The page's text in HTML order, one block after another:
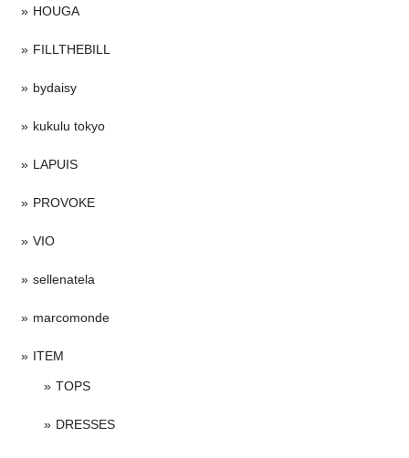
HOUGA
FILLTHEBILL
bydaisy
kukulu tokyo
LAPUIS
PROVOKE
VIO
sellenatela
marcomonde
ITEM
TOPS
DRESSES